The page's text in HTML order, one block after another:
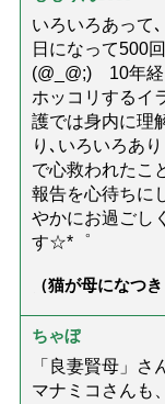
いろいろあって
日になって500
(@_@;) 10年
ホッコリする
護では身内に理
り､いろいろあ
で心救われたこ
報告を心待ちに
やかにお過ごし
す☆*゜
（猫が母になつ
ちゃぼ
「良妻賢母」
マナミコさんも